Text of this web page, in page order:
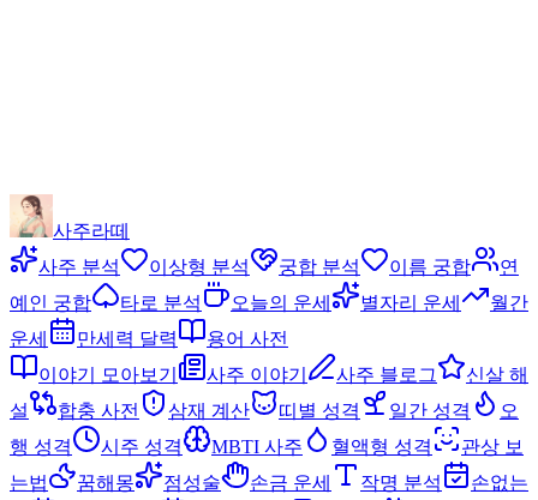
사주라떼
사주 분석
이상형 분석 궁합 분석 이름 궁합
연
예인 궁합
타로 분석 오늘의 운세 별자리 운세
월간
운세
만세력 달력
용어 사전
이야기 모아보기
사주 이야기 사주 블로그
신살 해
설
합충 사전 삼재 계산 띠별 성격 일간 성격
오
행 성격
시주 성격 MBTI 사주 혈액형 성격
관상 보
는법
꿈해몽 점성술 손금 운세 작명 분석
손없는